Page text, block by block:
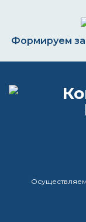
Формируем
Как снять
Сколько